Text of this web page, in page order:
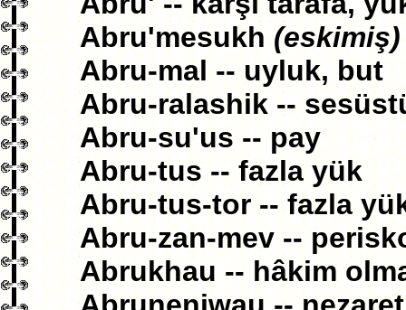
Abru'mesukh (eskimiş)
Abru-mal -- uyluk, but
Abru-ralashik --
Abru-su'us -- pay
Abru-tus -- fazla yük
Abru-tus-tor -- fazla
Abru-zan-mev --
Abrukhau -- hâkim